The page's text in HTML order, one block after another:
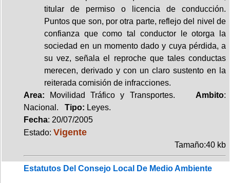
titular de permiso o licencia de conducción.
Puntos que son, por otra parte, reflejo del nivel de
confianza que como tal conductor le otorga la
sociedad en un momento dado y cuya pérdida, a
su vez, señala el reproche que tales conductas
merecen, derivado y con un claro sustento en la
reiterada comisión de infracciones.
Area: Movilidad Tráfico y Transportes. Ambito:
Nacional. Tipo: Leyes.
Fecha: 20/07/2005
Estado: Vigente
Tamaño:40 kb
Estatutos Del Consejo Local De Medio Ambiente